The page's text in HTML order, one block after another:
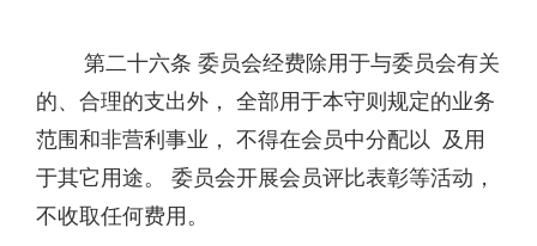
第二十六条 委员会经费除用于与委员会有关
的、合理的支出外， 全部用于本守则规定的业务
范围和非营利事业， 不得在会员中分配以 及用
于其它用途。 委员会开展会员评比表彰等活动，
不收取任何费用。